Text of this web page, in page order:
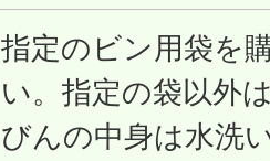
指定のビン用袋を
い。指定の袋以外
びんの中身は水洗